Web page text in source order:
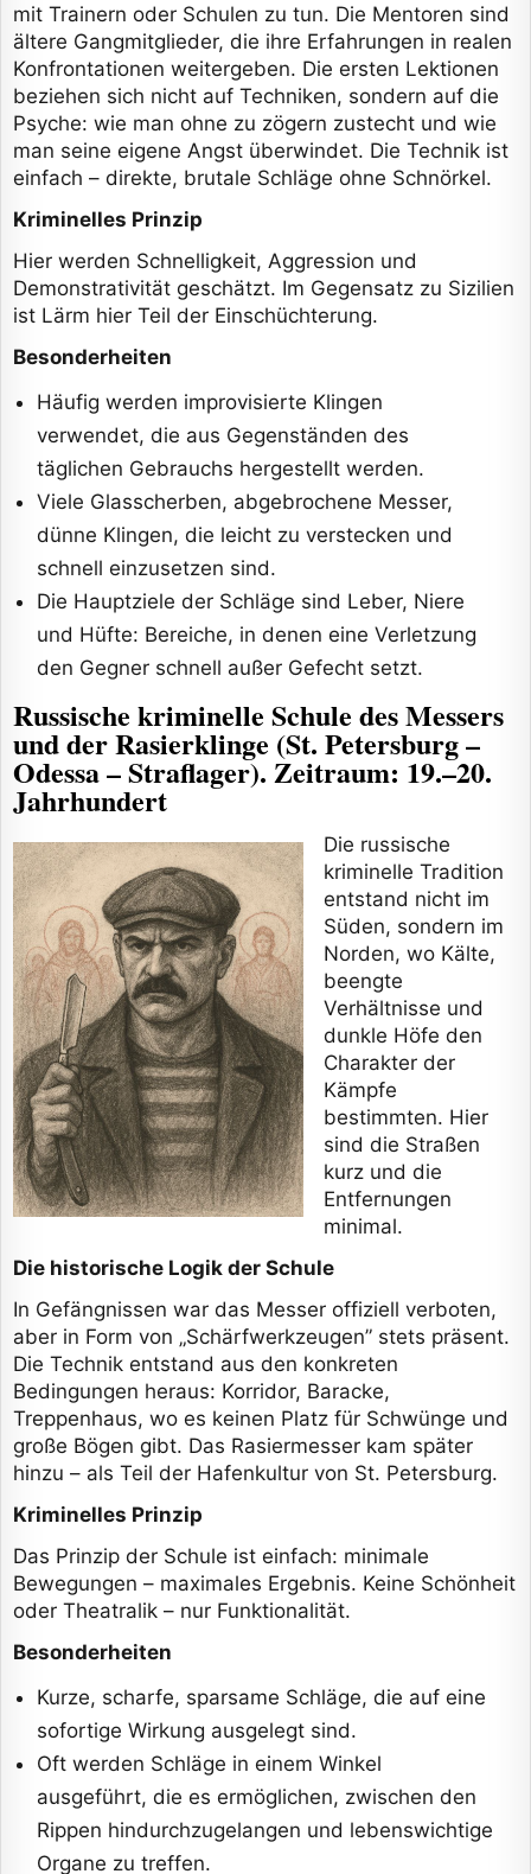
mit Trainern oder Schulen zu tun. Die Mentoren sind
ältere Gangmitglieder, die ihre Erfahrungen in realen
Konfrontationen weitergeben. Die ersten Lektionen
beziehen sich nicht auf Techniken, sondern auf die
Psyche: wie man ohne zu zögern zustecht und wie
man seine eigene Angst überwindet. Die Technik ist
einfach – direkte, brutale Schläge ohne Schnörkel.
Kriminelles Prinzip
Hier werden Schnelligkeit, Aggression und
Demonstrativität geschätzt. Im Gegensatz zu Sizilien
ist Lärm hier Teil der Einschüchterung.
Besonderheiten
Häufig werden improvisierte Klingen
verwendet, die aus Gegenständen des
täglichen Gebrauchs hergestellt werden.
Viele Glasscherben, abgebrochene Messer,
dünne Klingen, die leicht zu verstecken und
schnell einzusetzen sind.
Die Hauptziele der Schläge sind Leber, Niere
und Hüfte: Bereiche, in denen eine Verletzung
den Gegner schnell außer Gefecht setzt.
Russische kriminelle Schule des Messers
und der Rasierklinge (St. Petersburg –
Odessa – Straflager). Zeitraum: 19.–20.
Jahrhundert
Die russische
kriminelle Tradition
entstand nicht im
Süden, sondern im
Norden, wo Kälte,
beengte
Verhältnisse und
dunkle Höfe den
Charakter der
Kämpfe
bestimmten. Hier
sind die Straßen
kurz und die
Entfernungen
minimal.
Die historische Logik der Schule
In Gefängnissen war das Messer offiziell verboten,
aber in Form von „Schärfwerkzeugen” stets präsent.
Die Technik entstand aus den konkreten
Bedingungen heraus: Korridor, Baracke,
Treppenhaus, wo es keinen Platz für Schwünge und
große Bögen gibt. Das Rasiermesser kam später
hinzu – als Teil der Hafenkultur von St. Petersburg.
Kriminelles Prinzip
Das Prinzip der Schule ist einfach: minimale
Bewegungen – maximales Ergebnis. Keine Schönheit
oder Theatralik – nur Funktionalität.
Besonderheiten
Kurze, scharfe, sparsame Schläge, die auf eine
sofortige Wirkung ausgelegt sind.
Oft werden Schläge in einem Winkel
ausgeführt, die es ermöglichen, zwischen den
Rippen hindurchzugelangen und lebenswichtige
Organe zu treffen.